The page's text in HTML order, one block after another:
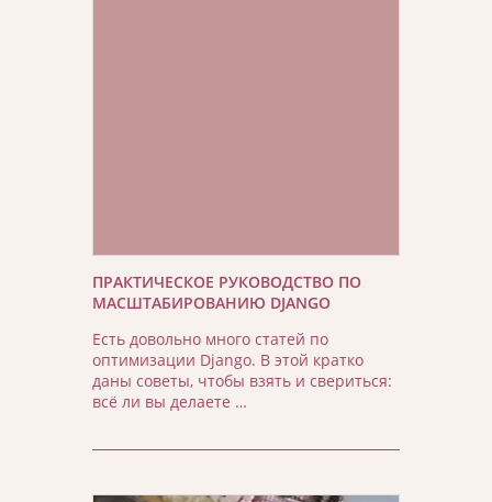
ПРАКТИЧЕСКОЕ РУКОВОДСТВО ПО
МАСШТАБИРОВАНИЮ DJANGO
Есть довольно много статей по
оптимизации Django. В этой кратко
даны советы, чтобы взять и свериться:
всё ли вы делаете …